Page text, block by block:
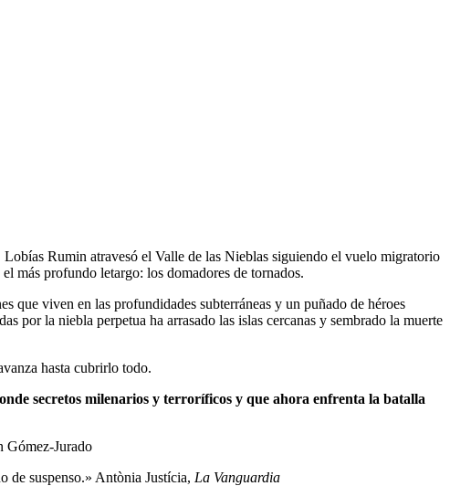
Rumin atravesó el Valle de las Nieblas siguiendo el vuelo migratorio
más profundo letargo: los domadores de tornados.
que viven en las profundidades subterráneas y un puñado de héroes
por la niebla perpetua ha arrasado las islas cercanas y sembrado la muerte
hasta cubrirlo todo.
secretos milenarios y terroríficos y que ahora enfrenta la batalla
Gómez-Jurado
de suspenso.» Antònia Justícia, La Vanguardia